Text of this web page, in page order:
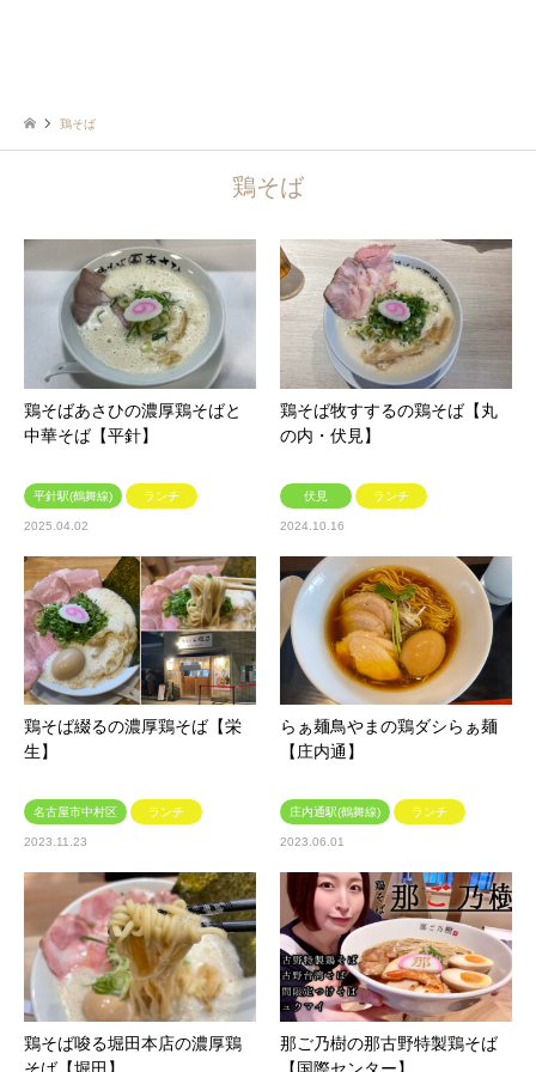
鶏そば
鶏そば
鶏そばあさひの濃厚鶏そばと
中華そば【平針】
平針駅(鶴舞線) ランチ
2025.04.02
鶏そば牧すするの鶏そば【丸
の内・伏見】
伏見 ランチ
2024.10.16
鶏そば綴るの濃厚鶏そば【栄
生】
名古屋市中村区 ランチ
2023.11.23
らぁ麺鳥やまの鶏ダシらぁ麺
【庄内通】
庄内通駅(鶴舞線) ランチ
2023.06.01
鶏そば唆る堀田本店の濃厚鶏
那ご乃樹の那古野特製鶏そば